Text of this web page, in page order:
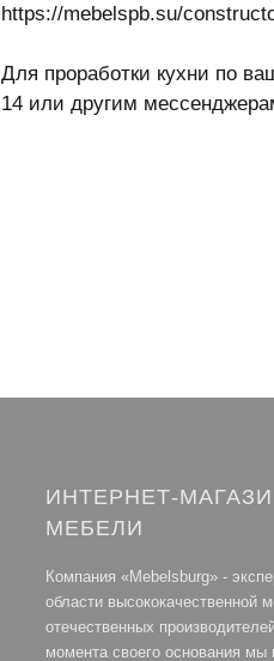
https://mebelspb.su/
Для проработки кухни по
14 или другим
ИНТЕРНЕТ-
МЕБЕЛИ
Компания «Mebelsburg» -
области высококачественной
отечественных
момента своего основания мы